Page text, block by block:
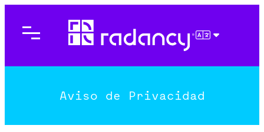
contenido
Aviso de Privacidad